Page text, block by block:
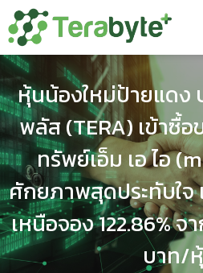
หุ้นน้องใหม่ป้ายแดง
พลัส (TERA) เข้าซื้
ทรัพย์เอ็ม เอ ไอ
ศักยภาพสุดประทับใจ
เหนือจอง 122.86% จ
บาท/